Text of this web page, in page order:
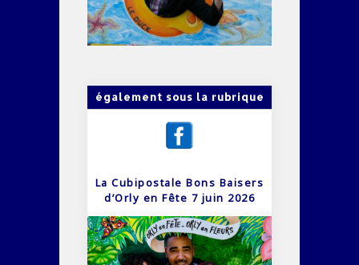
également sous la rubrique
La Cubipostale Bons Baisers
d’Orly en Fête 7 juin 2026